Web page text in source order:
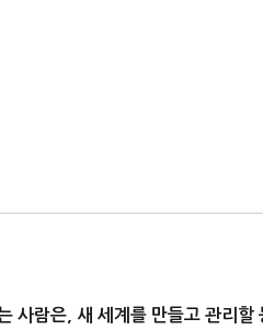
사람은, 새 세계를 만들고 관리할